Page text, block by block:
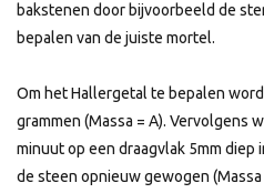
bakstenen door bijvoorbeeld de
bepalen van de juiste mortel.
Om het Hallergetal te bepalen
grammen (Massa = A). Vervolgens
minuut op een draagvlak 5mm
de steen opnieuw gewogen (Massa